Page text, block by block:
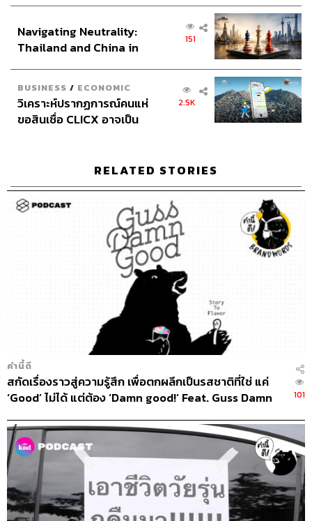
50
ABOUT THE HOST
THE STANDARD PODCAST
ทีมงาน THE STANDARD PODCAST
อินโดนีเซีย
Navigating Neutrality:
Thailand and China in
151
BUSINESS / ECONOMIC
วิเคราะห์ปรากฏการณ์คนแห่
ขอสินเชื่อ CLICX อาจเป็น
2.5K
RELATED STORIES
คำนี้ดี
สกัดเรื่องราวสู่ความรู้สึก เพื่อตกผลึกเป็นรสชาติที่ใช่ แค่
‘Good’ ไม่ได้ แต่ต้อง ‘Damn good!’ Feat. Guss Damn
101